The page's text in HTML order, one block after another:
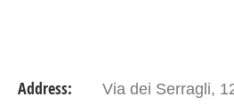
Address:
Via dei Serragli,